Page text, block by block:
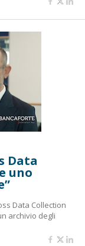
Data
uno
Data Collection
archivio degli